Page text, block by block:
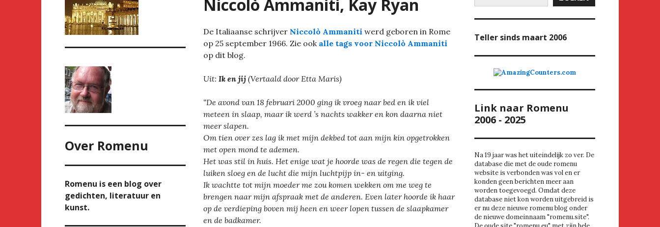
Niccolò Ammaniti, Kay Ryan
De Italiaanse schrijver Niccolò Ammaniti werd geboren in Rome
op 25 september 1966. Zie ook alle tags voor Niccolò Ammaniti
op dit blog.
Uit: Ik en jij (Vertaald door Etta Maris)
“De avond van 18 februari 2000 ging ik vroeg naar bed en ik viel
meteen in slaap, maar ik werd ’s nachts wakker en kon daarna niet
meer slapen.
Om tien over zes lag ik met mijn dekbed tot aan mijn kin opgetrokken
met open mond te ademen.
Het was stil in huis. Het enige wat je hoorde was de regen die tegen de
luiken sloeg en de lucht die mijn luchtpijp in- en uitging.
Ik wachtte tot mijn moeder me zou komen wekken om me weg te
brengen naar mijn afspraak met de anderen. Even later hoorde ik haar
op de verdieping boven mij heen en weer lopen tussen de slaapkamer
en de badkamer.
Over Romenu
Romenu is een blog over
gedichten, literatuur en
kunst.
Teller sinds maart 2006
Link naar Romenu
2006 - 2025
Na 19 jaar was het uiteindelijk zo ver. De
database die met de oude romenu
website is verbonden was vol en er
konden geen berichten meer aan
worden toegevoegd. Omdat deze
database niet kon worden uitgebreid is
er nu deze nieuwe romenu blog onder
de nieuwe domeinnaam "romenu.site".